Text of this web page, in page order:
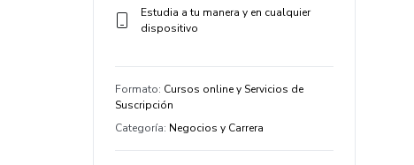
Estudia a tu manera y en cualquier
dispositivo
Formato: Cursos online y Servicios de
Suscripción
Categoría: Negocios y Carrera